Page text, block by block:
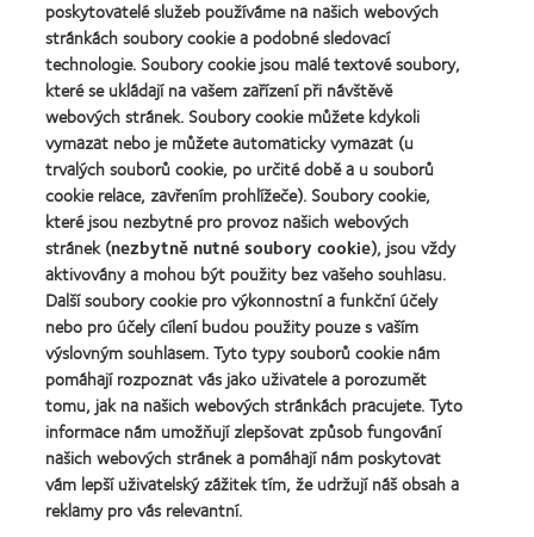
roku
2012
a
2010
(2012)
2011
(2011)
more
about
Cena
Wealth
of
health
2011
(2011)
Learn
more
about
Cena
ODMA
2011
(2011)
Learn
more
about
Cena
REBRAND
100®
Global
Award
za
rok
2012
(2012)
Naše produkty
Technologie kontaktních čoček
Najděte ty pravé čočky pro vás
Kontaktní čočky a zrak
poskytovatelé služeb používáme na našich webových
stránkách soubory cookie a podobné sledovací
technologie. Soubory cookie jsou malé textové soubory,
které se ukládají na vašem zařízení při návštěvě
webových stránek. Soubory cookie můžete kdykoli
vymazat nebo je můžete automaticky vymazat (u
trvalých souborů cookie, po určité době a u souborů
cookie relace, zavřením prohlížeče). Soubory cookie,
které jsou nezbytné pro provoz našich webových
stránek (nezbytně nutné soubory cookie), jsou vždy
aktivovány a mohou být použity bez vašeho souhlasu.
Další soubory cookie pro výkonnostní a funkční účely
nebo pro účely cílení budou použity pouze s vaším
výslovným souhlasem. Tyto typy souborů cookie nám
pomáhají rozpoznat vás jako uživatele a porozumět
tomu, jak na našich webových stránkách pracujete. Tyto
informace nám umožňují zlepšovat způsob fungování
našich webových stránek a pomáhají nám poskytovat
vám lepší uživatelský zážitek tím, že udržují náš obsah a
reklamy pro vás relevantní.